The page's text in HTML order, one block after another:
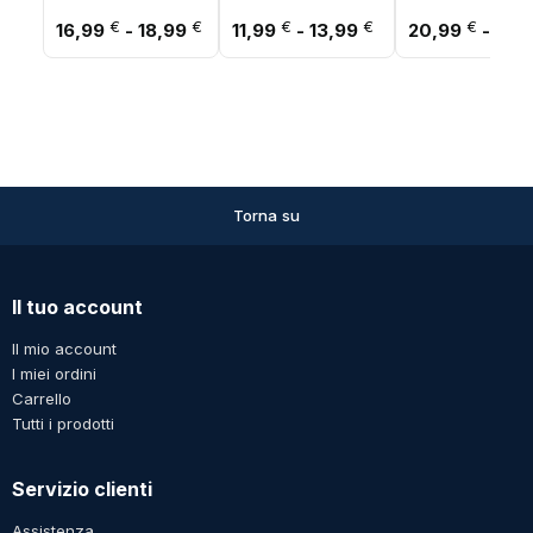
neri
16,99 € - 18,99 € Fascia di prezzo: da 16,99 € a 18,99
per Donna
11,99 € - 13,99 € Fascia di
Uomo, Pantofole
20,99 € -
Torna su
Il tuo account
Il mio account
I miei ordini
Carrello
Tutti i prodotti
Servizio clienti